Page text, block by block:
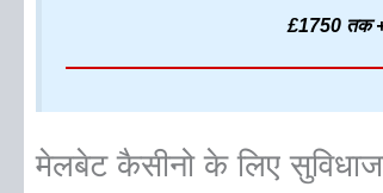
£1750 तक
मेलबेट कैसीनो के लिए